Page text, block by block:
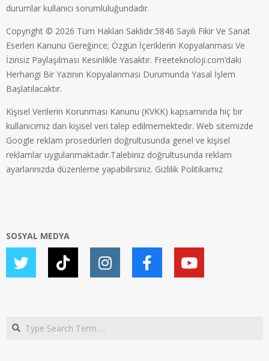
durumlar kullanıcı sorumluluğundadır.
Copyright © 2026 Tüm Hakları Saklıdır.5846 Sayılı Fikir Ve Sanat
Eserleri Kanunu Gereğince; Özgün İçeriklerin Kopyalanması Ve
İzinsiz Paylaşılması Kesinlikle Yasaktır. Freeteknoloji.com’daki
Herhangi Bir Yazının Kopyalanması Durumunda Yasal İşlem
Başlatılacaktır.
Kişisel Verilerin Korunması Kanunu (KVKK) kapsamında hiç bir
kullanıcımız dan kişisel veri talep edilmemektedir. Web sitemizde
Google reklam prosedürleri doğrultusunda genel ve kişisel
reklamlar uygulanmaktadır.Talebiniz doğrultusunda reklam
ayarlarınızda düzenleme yapabilirsiniz. Gizlilik Politikamız
SOSYAL MEDYA
Search